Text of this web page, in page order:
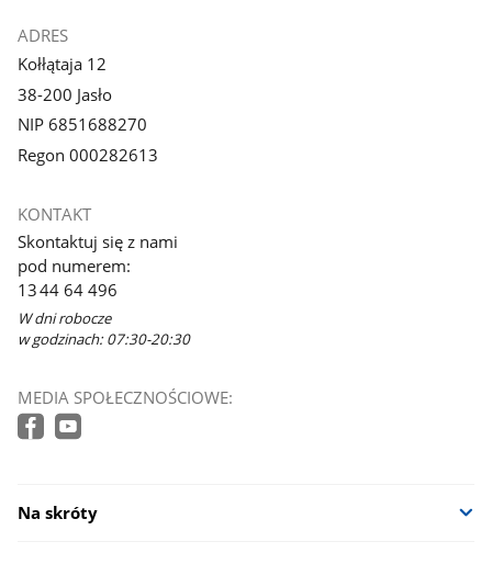
ADRES
Kołłątaja 12
38-200 Jasło
NIP 6851688270
Regon 000282613
KONTAKT
Skontaktuj się z nami
pod numerem:
13 44 64 496
W dni robocze
w godzinach: 07:30-20:30
MEDIA SPOŁECZNOŚCIOWE:
Na skróty